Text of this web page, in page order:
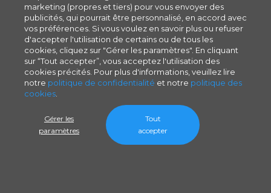
marketing (propres et tiers) pour vous envoyer des
publicités, qui pourrait être personnalisé, en accord avec
vos préférences. Si vous voulez en savoir plus ou refuser
d'accepter l'utilisation de certains ou de tous les
cookies, cliquez sur "Gérer les paramètres". En cliquant
sur “Tout accepter”, vous acceptez l'utilisation des
cookies précités. Pour plus d'informations, veuillez lire
notre politique de confidentialité et notre politique des
cookies
Gérer les
paramètres
Tout
accepter